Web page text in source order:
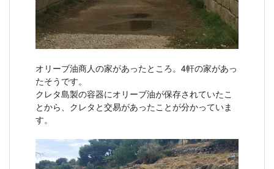
オリーブ油商人の家があったところ。4軒の家があっ
たそうです。
クレタ島製の容器にオリーブ油が保存されていたこ
とから、クレタと交易があったことが分かっていま
す。